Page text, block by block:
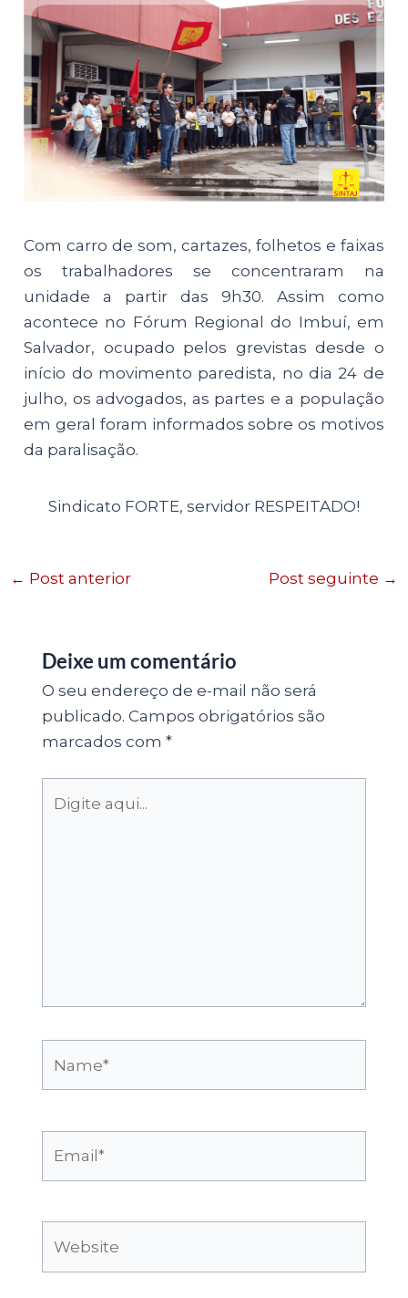
Com carro de som, cartazes, folhetos e faixas
os trabalhadores se concentraram na
unidade a partir das 9h30. Assim como
acontece no Fórum Regional do Imbuí, em
Salvador, ocupado pelos grevistas desde o
início do movimento paredista, no dia 24 de
julho, os advogados, as partes e a população
em geral foram informados sobre os motivos
da paralisação.
Sindicato FORTE, servidor RESPEITADO!
← Post anterior Post seguinte →
Deixe um comentário
O seu endereço de e-mail não será
publicado. Campos obrigatórios são
marcados com *
aqui...